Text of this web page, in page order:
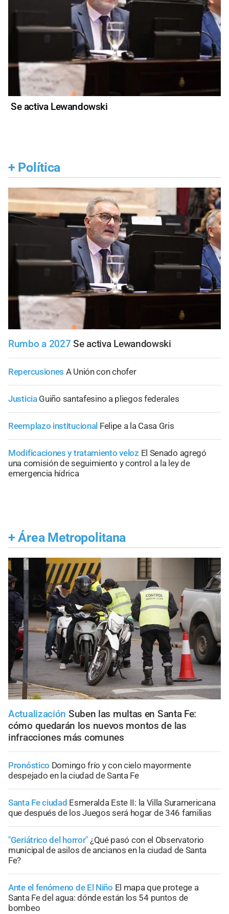
Se activa Lewandowski
+ Política
Rumbo a 2027 Se activa Lewandowski
Repercusiones A Unión con chofer
Justicia Guiño santafesino a pliegos federales
Reemplazo institucional Felipe a la Casa Gris
Modificaciones y tratamiento veloz El Senado agregó
una comisión de seguimiento y control a la ley de
emergencia hídrica
+ Área Metropolitana
Actualización Suben las multas en Santa Fe:
cómo quedarán los nuevos montos de las
infracciones más comunes
Pronóstico Domingo frío y con cielo mayormente
despejado en la ciudad de Santa Fe
Santa Fe ciudad Esmeralda Este II: la Villa Suramericana
que después de los Juegos será hogar de 346 familias
"Geriátrico del horror" ¿Qué pasó con el Observatorio
municipal de asilos de ancianos en la ciudad de Santa
Fe?
Ante el fenómeno de El Niño El mapa que protege a
Santa Fe del agua: dónde están los 54 puntos de
bombeo